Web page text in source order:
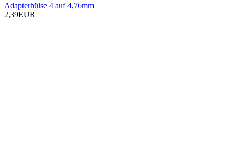
Adapterhülse 4 auf 4,76mm
2,39EUR